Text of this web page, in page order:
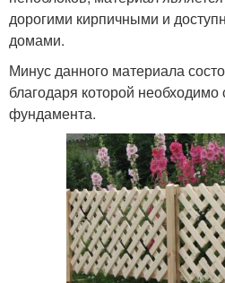
дорогими кирпичными и
домами.
Минус данного материала
благодаря которой необходимо
фундамента.